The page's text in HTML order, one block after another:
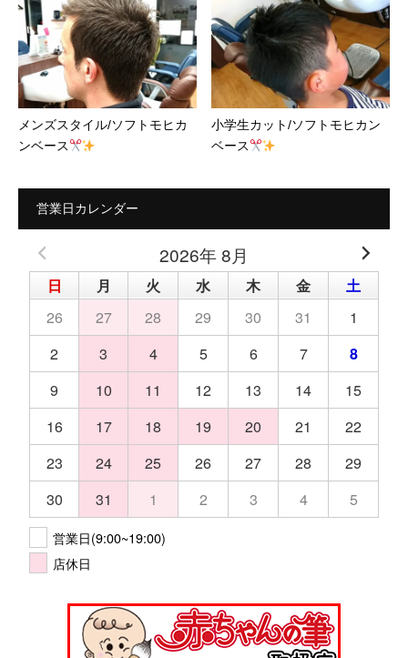
メンズスタイル/ソフトモヒカ
ンベース
小学生カット/ソフトモヒカン
ベース
営業日カレンダー
2026年 8月
日 月 火 水 木 金
土
26
27 28 29 30 31
1
2
3 4 5 6 7
8
9
10 11 12 13 14
15
16
17 18 19 20 21
22
23
24 25 26 27 28
29
30
31 1 2 3 4 5
営業日(9:00~19:00)
店休日